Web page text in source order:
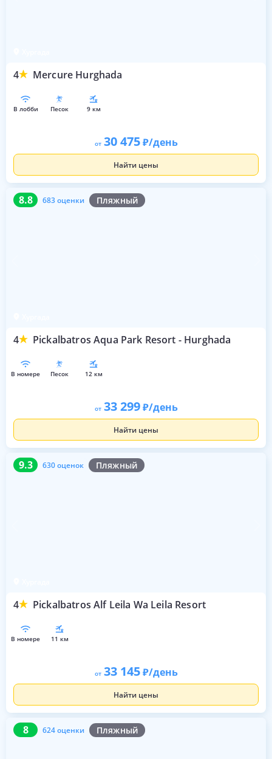
4 Mercure Hurghada
в лобби песок 9 км
от 30 475 /день
Найти цены
8.8 683 оценки Пляжный
4 Pickalbatros Aqua Park Resort - Hurghada
8.8 683 оценки
в номере песок 12 км
от 33 299 /день
Найти цены
9.3 630 оценок Пляжный
4 Pickalbatros Alf Leila Wa Leila Resort
9.3 630 оценок
в номере 11 км
от 33 145 /день
Найти цены
8 624 оценки Пляжный
8 624 оценки